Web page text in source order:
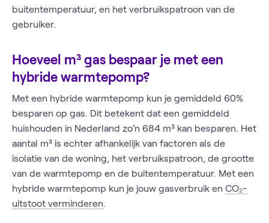
buitentemperatuur, en het verbruikspatroon van de
gebruiker.
Hoeveel m³ gas bespaar je met een
hybride warmtepomp?
Met een hybride warmtepomp kun je gemiddeld 60%
besparen op gas. Dit betekent dat een gemiddeld
huishouden in Nederland zo’n 684 m³ kan besparen. Het
aantal m³ is echter afhankelijk van factoren als de
isolatie van de woning, het verbruikspatroon, de grootte
van de warmtepomp en de buitentemperatuur. Met een
hybride warmtepomp kun je jouw gasverbruik en CO₂-
uitstoot verminderen.